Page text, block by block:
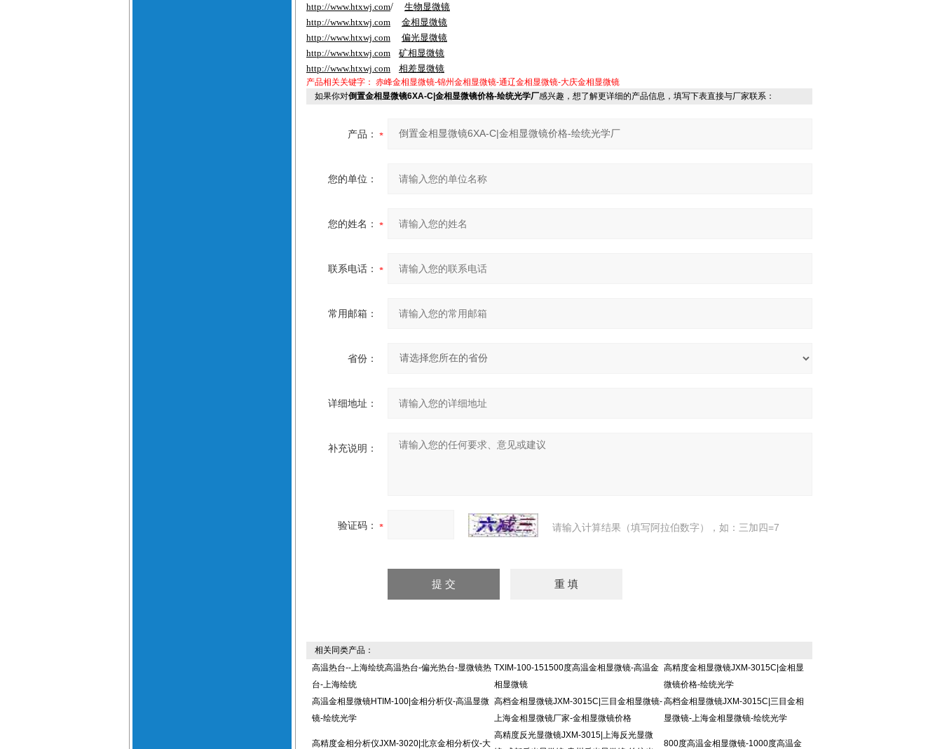
http://www.htxwj.com/
生物显微镜
http://www.htxwj.com
金相显微镜
http://www.htxwj.com
偏光显微镜
http://www.htxwj.com
矿相显微镜
http://www.htxwj.com
相差显微镜
产品相关关键字： 赤峰金相显微镜-锦州金相显微镜-通辽金相显微镜-大庆金相显微镜
如果你对倒置金相显微镜6XA-C|金相显微镜价格-绘统光学厂感兴趣，想了解更详细的产品信息，填写下表直接与厂家联系：
产品：
您的单位：
您的姓名：
联系电话：
常用邮箱：
省份：
详细地址：
补充说明：
验证码： 请输入计算结果（填写阿拉伯数字），如：三加四=7
相关同类产品：
高温热台--上海绘统高温热台-偏光热台-显微镜热
台-上海绘统
TXIM-100-151500度高温金相显微镜-高温金
相显微镜
高精度金相显微镜JXM-3015C|金相显
微镜价格-绘统光学
高温金相显微镜HTIM-100|金相分析仪-高温显微
镜-绘统光学
高档金相显微镜JXM-3015C|三目金相显微镜-
上海金相显微镜厂家-金相显微镜价格
高档金相显微镜JXM-3015C|三目金相
显微镜-上海金相显微镜-绘统光学
高精度金相分析仪JXM-3020|北京金相分析仪-大
高精度反光显微镜JXM-3015|上海反光显微
800度高温金相显微镜-1000度高温金